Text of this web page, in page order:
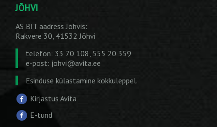
JÕHVI
AS BIT aadress Jõhvis:
Rakvere 30, 41532 Jõhvi
telefon: 33 70 108, 555 20 359
e-post: johvi@avita.ee
Esinduse külastamine kokkuleppel.
Kirjastus Avita
E-tund